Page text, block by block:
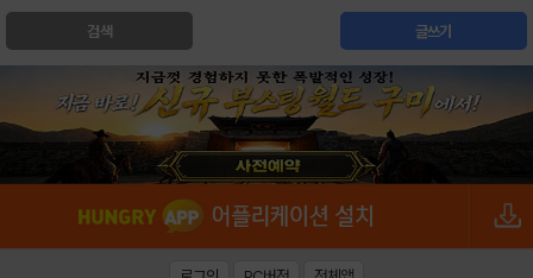
검색 글쓰기